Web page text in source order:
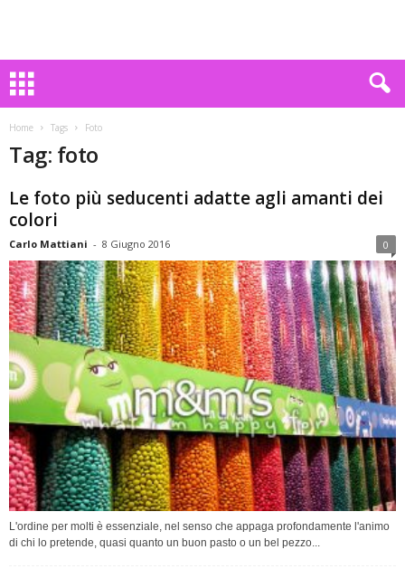
Home Tags Foto
Tag: foto
Le foto più seducenti adatte agli amanti dei
colori
Carlo Mattiani - 8 Giugno 2016 0
L'ordine per molti è essenziale, nel senso che appaga profondamente l'animo
di chi lo pretende, quasi quanto un buon pasto o un bel pezzo...